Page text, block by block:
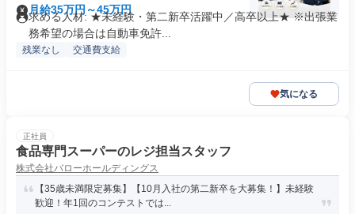
月給35万円～45万円
求める人材: ★未経験・第二新卒活躍中／高卒以上★ ※出張業
務希望の場合は自動車免許...
残業なし 交通費支給
気になる
正社員
食品専門スーパーのレジ担当スタッフ
株式会社バローホールディングス
【35歳未満限定募集】【10月入社の第二新卒を大募集！】未経験
歓迎！年1回のコンテストでは...